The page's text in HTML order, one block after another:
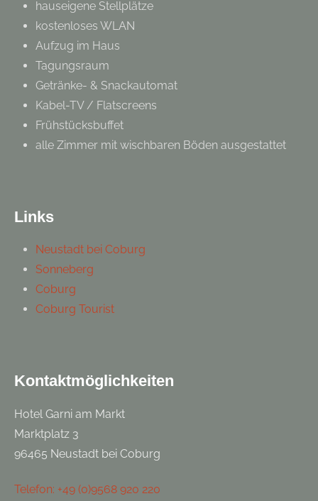
hauseigene Stellplätze
kostenloses WLAN
Aufzug im Haus
Tagungsraum
Getränke- & Snackautomat
Kabel-TV / Flatscreens
Frühstücksbuffet
alle Zimmer mit wischbaren Böden ausgestattet
Links
Neustadt bei Coburg
Sonneberg
Coburg
Coburg Tourist
Kontaktmöglichkeiten
Hotel Garni am Markt
Marktplatz 3
96465 Neustadt bei Coburg
Telefon: +49 (0)9568 920 220